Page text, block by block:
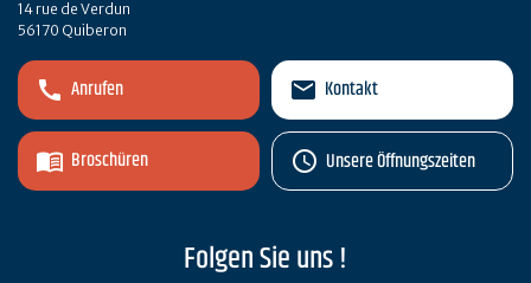
14 rue de Verdun
56170 Quiberon
Anrufen
Broschüren
Kontakt
Unsere Öffnungszeiten
Folgen Sie uns !